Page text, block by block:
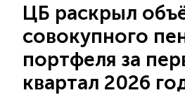
ЦБ раскрыл
совокупного
портфеля за
квартал 2026